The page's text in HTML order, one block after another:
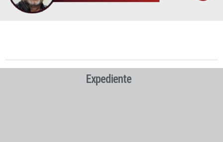
Expediente